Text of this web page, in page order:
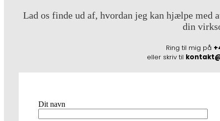
Lad os finde ud af, hvordan jeg kan hjælpe
din
Ring til mig på
eller skriv til
Dit navn